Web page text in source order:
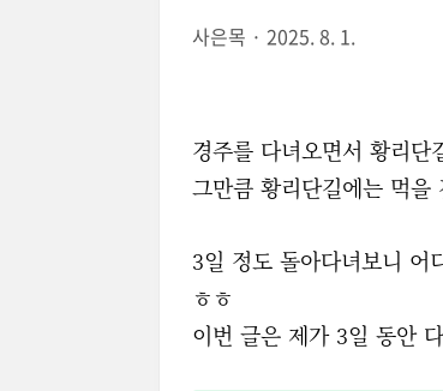
사은목 2025. 8. 1.
경주를 다녀오면서 황리
그만큼 황리단길에는 먹
3일 정도 돌아다녀보니 어
ㅎㅎ
이번 글은 제가 3일 동안